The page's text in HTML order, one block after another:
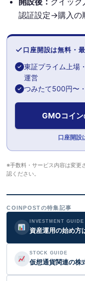
認証設定→購入の
口座開設は無料・
東証プライム上場
運営
つみたて500円〜
GMOコイン
口座開設
※手数料・サービス内容は変更
認ください。
COINPOSTの特集記事
INVESTMENT GUIDE
資産運用の始め方
STOCK GUIDE
仮想通貨関連の株